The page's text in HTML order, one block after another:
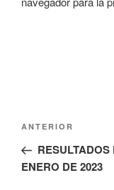
Navegación
entradas
Entrada
anterior:
ANTERIOR
ENERO DE 2023